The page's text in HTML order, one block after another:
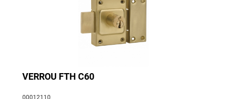
conjuguent sécurité et élégance,
offrant ainsi une solution équilibrée
pour vos besoins en matière de
verrouillage.
VERROU FTH C60
00012110